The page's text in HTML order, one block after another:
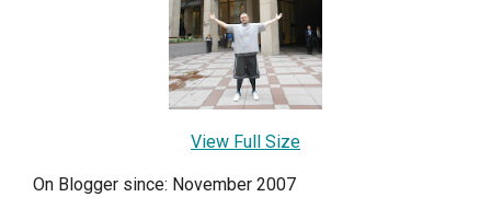
View Full Size
On Blogger since: November 2007